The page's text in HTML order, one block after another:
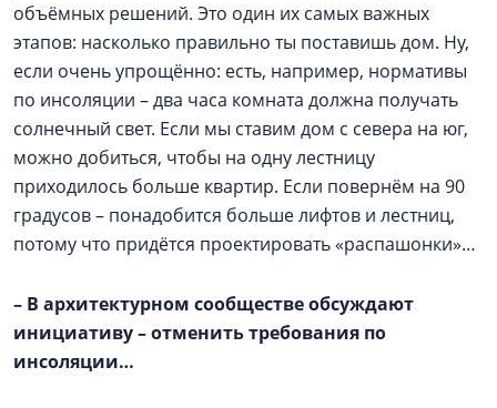
объёмных решений. Это один их самых важных
этапов: насколько правильно ты поставишь дом. Ну,
если очень упрощённо: есть, например, нормативы
по инсоляции – два часа комната должна получать
солнечный свет. Если мы ставим дом с севера на юг,
можно добиться, чтобы на одну лестницу
приходилось больше квартир. Если повернём на 90
градусов – понадобится больше лифтов и лестниц,
потому что придётся проектировать «распашонки»…
– В архитектурном сообществе обсуждают
инициативу – отменить требования по
инсоляции…